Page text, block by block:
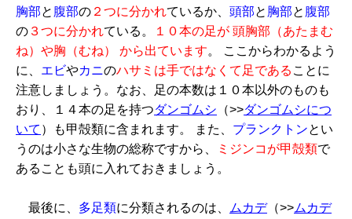
胸部と 腹部の ２つに分かれているか、 頭部と 胸部と 腹部
の ３つに分かれている。 １０本の足が 頭胸部（あたまむ
ね） や胸（むね） から出ています。 ここからわかるよう
に、 エビやカニのハサミは手ではなくて足である ことに
注意しましょう。なお、足の本数は１０本以外のものも
おり、１４本の足を持つダンゴムシ （>>ダンゴムシにつ
いて ）も甲殻類に含まれます。 また、 プランクトンとい
うのは小さな生物の総称ですから、
ミジンコが甲殻類で
あることも頭に入れておきましょう。
最後に、 多足類に分類されるのは、 ムカデ（>>ムカデ